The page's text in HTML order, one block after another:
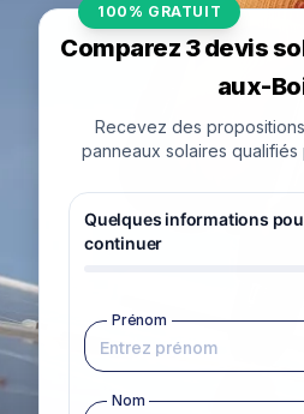
100% GRATUIT
Comparez 3 devis
aux-
Recevez des
panneaux solaires